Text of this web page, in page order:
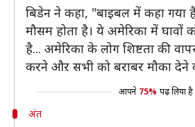
बिडेन ने कहा, "बाइबल में कहा गया
मौसम होता है। ये अमेरिका में घावों
है... अमेरिका के लोग शिष्टता की
करने औऱ सभी को बराबर मौका देने
आपने 75% पढ़ लिया है
अंत